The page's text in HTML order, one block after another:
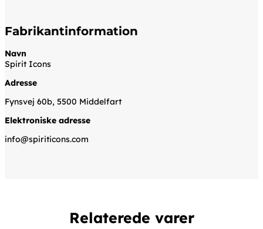
Fabrikantinformation
Navn
Spirit Icons
Adresse
Fynsvej 60b, 5500 Middelfart
Elektroniske adresse
info@spiriticons.com
Relaterede varer